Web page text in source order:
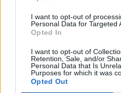
I want to opt-out of
Personal Data for Targeted
Opted In
I want to opt-out of
Retention, Sale, and/or
Personal Data that Is
Purposes for which it was
Opted Out
KEDVES OLVASÓNK!
tartozik, melynek olvasása
regisztrációhoz kötött.
Az előfizetés a következőket